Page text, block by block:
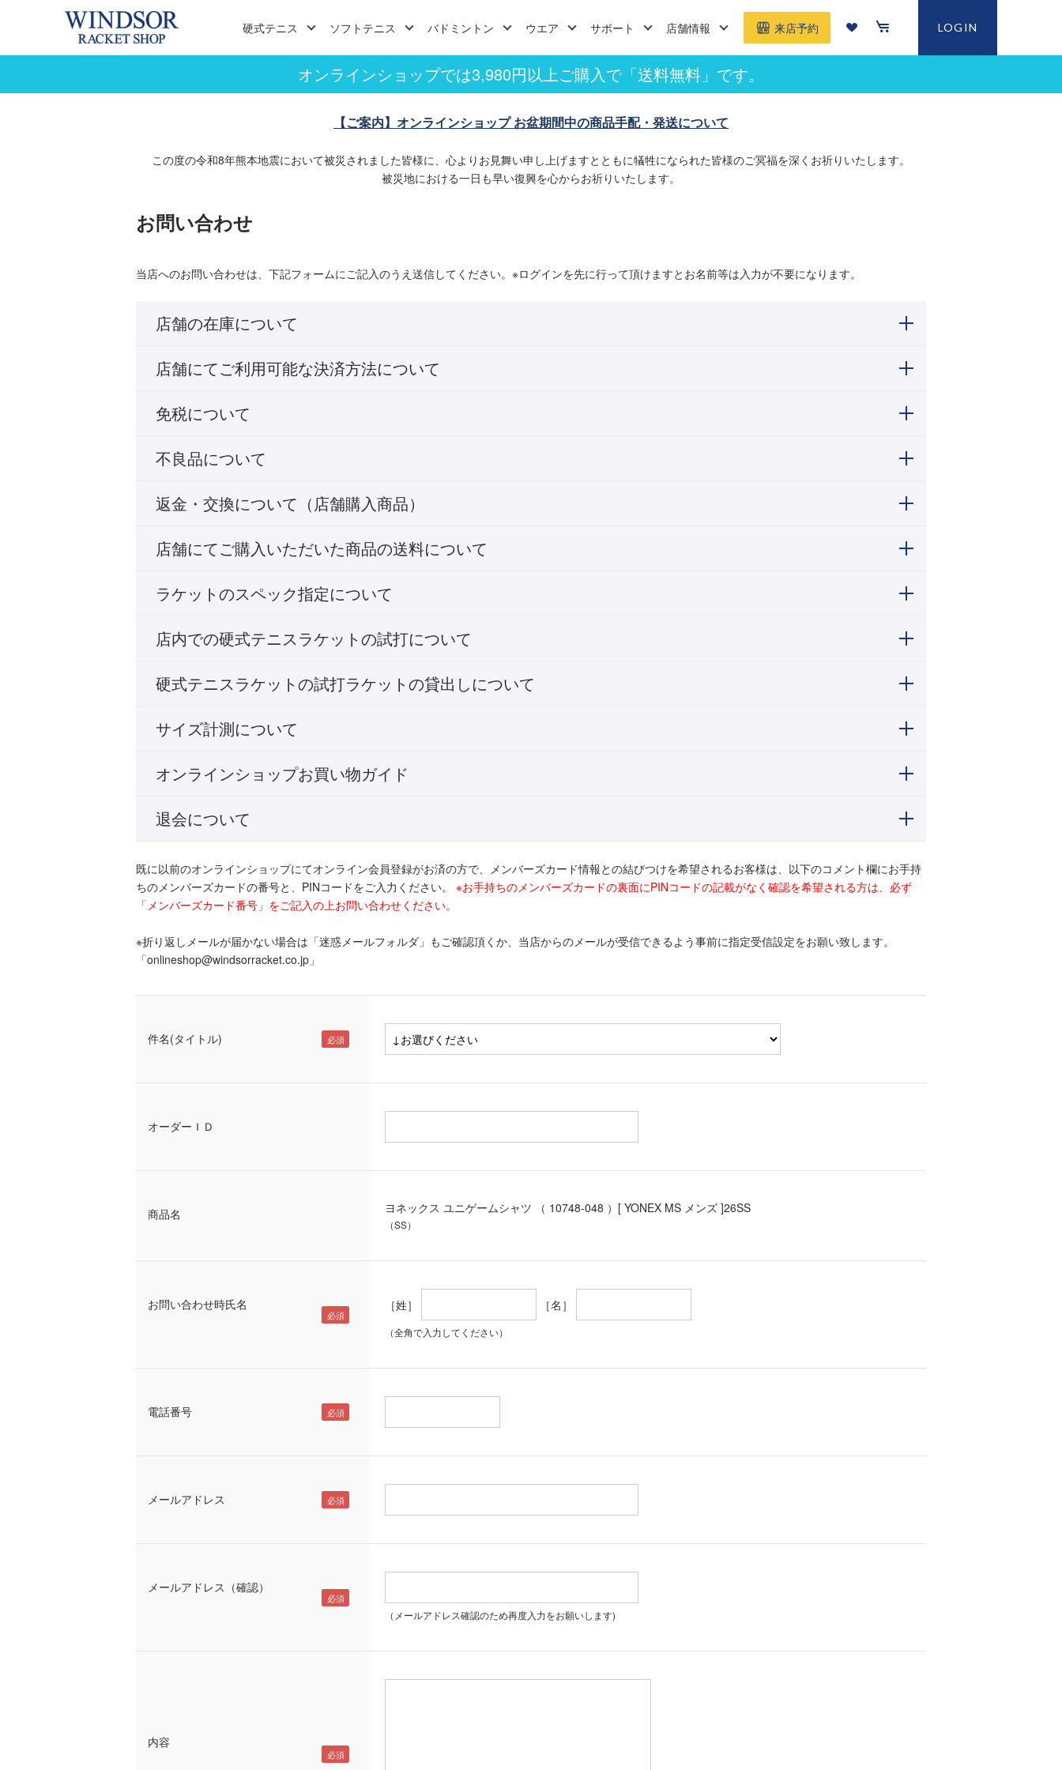
硬式テニス ソフトテニス バドミントン ウエア サポート 店舗情報 来店予約 LOGIN
オンラインショップでは3,980円以上ご購入で「送料無料」です。
【ご案内】オンラインショップ お盆期間中の商品手配・発送について
この度の令和8年熊本地震において被災されました皆様に、心よりお見舞い申し上げますとともに犠牲になられた皆様のご冥福を深くお祈りいたします。
被災地における一日も早い復興を心からお祈りいたします。
お問い合わせ
当店へのお問い合わせは、下記フォームにご記入のうえ送信してください。※ログインを先に行って頂けますとお名前等は入力が不要になります。
店舗の在庫について
店舗にてご利用可能な決済方法について
免税について
不良品について
返金・交換について（店舗購入商品）
店舗にてご購入いただいた商品の送料について
ラケットのスペック指定について
店内での硬式テニスラケットの試打について
硬式テニスラケットの試打ラケットの貸出しについて
サイズ計測について
オンラインショップお買い物ガイド
退会について
既に以前のオンラインショップにてオンライン会員登録がお済の方で、メンバーズカード情報との結びつけを希望されるお客様は、以下のコメント欄にお手持
ちのメンバーズカードの番号と、PINコードをご入力ください。 ※お手持ちのメンバーズカードの裏面にPINコードの記載がなく確認を希望される方は、必ず
「メンバーズカード番号」をご記入の上お問い合わせください。
※折り返しメールが届かない場合は「迷惑メールフォルダ」もご確認頂くか、当店からのメールが受信できるよう事前に指定受信設定をお願い致します。
「onlineshop@windsorracket.co.jp」
件名(タイトル)
オーダーＩＤ
商品名 ヨネックス ユニゲームシャツ （ 10748-048 ）[ YONEX MS メンズ ]26SS
（SS）
お問い合わせ時氏名 ［姓］ ［名］
（全角で入力してください）
電話番号
メールアドレス
メールアドレス（確認）
（メールアドレス確認のため再度入力をお願いします)
内容